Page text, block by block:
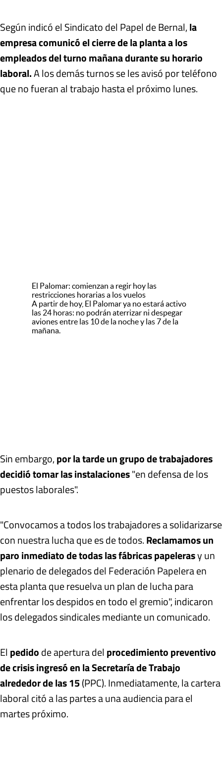
Según indicó el Sindicato del Papel de Bernal,la
empresa comunicó el cierre de la planta a los
empleados del turno mañana durante su horario
laboral.A los demás turnos se les avisó por teléfono
que no fueran al trabajo hasta el próximo lunes.
El Palomar: comienzan a regir hoy las
restricciones horarias a los vuelos
A partir de hoy, El Palomar ya no estará activo
las 24 horas: no podrán aterrizar ni despegar
aviones entre las 10 de la noche y las 7 de la
mañana.
Sin embargo,por la tarde un grupo de trabajadores
decidió tomar las instalaciones"en defensa de los
puestos laborales".
"Convocamos a todos los trabajadores a solidarizarse
con nuestra lucha que es de todos.Reclamamos un
paro inmediato de todas las fábricas papelerasy un
plenario de delegados del Federación Papelera en
esta planta que resuelva un plan de lucha para
enfrentar los despidos en todo el gremio", indicaron
los delegados sindicales mediante un comunicado.
El pedidode apertura del procedimiento preventivo
de crisis ingresó en la Secretaría de Trabajo
alrededor de las 15(PPC). Inmediatamente, la cartera
laboral citó a las partes a una audiencia para el
martes próximo.